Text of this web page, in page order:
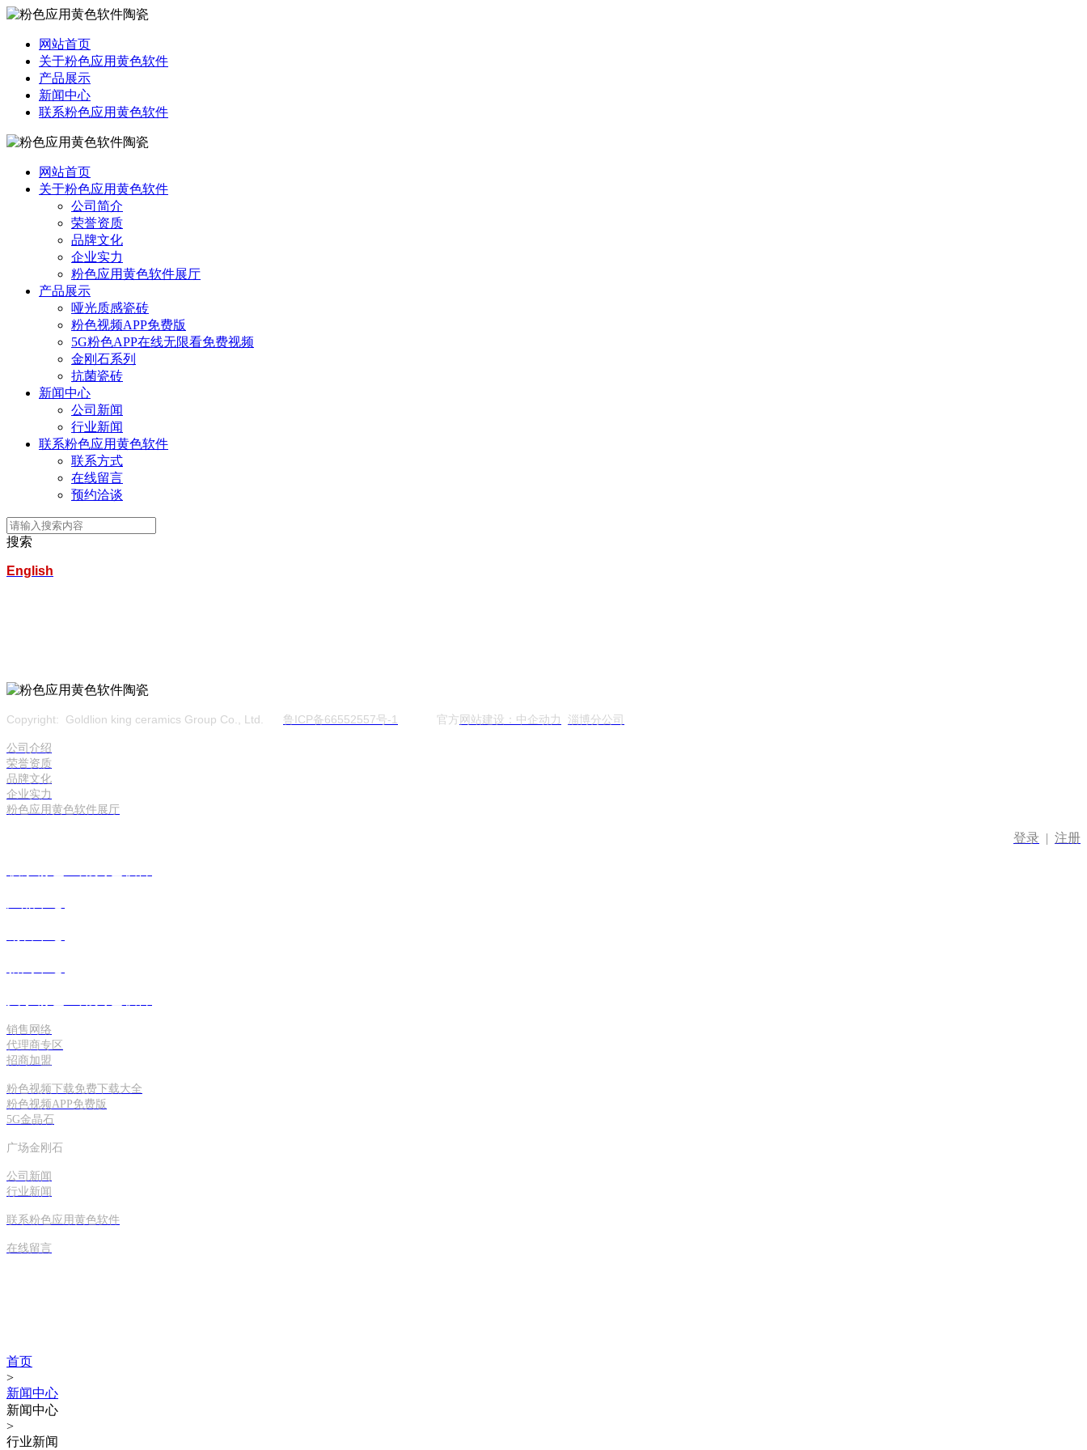
网站首页
关于粉色应用黄色软件
产品展示
新闻中心
联系粉色应用黄色软件
网站首页
关于粉色应用黄色软件
公司简介
荣誉资质
品牌文化
企业实力
粉色应用黄色软件展厅
产品展示
哑光质感瓷砖
粉色视频APP免费版
5G粉色APP在线无限看免费视频
金刚石系列
抗菌瓷砖
新闻中心
公司新闻
行业新闻
联系粉色应用黄色软件
联系方式
在线留言
预约洽谈
搜索
English
Copyright: Goldlion king ceramics Group Co., Ltd. 鲁ICP备66552557号-1 官方网站建设：中企动力 淄博分公司
公司介绍
荣誉资质
品牌文化
企业实力
粉色应用黄色软件展厅
登录 | 注册
销售网络
代理商专区
招商加盟
粉色视频下载免费下载大全
粉色视频APP免费版
5G金晶石
广场金刚石
公司新闻
行业新闻
联系粉色应用黄色软件
在线留言
首页
>
新闻中心
新闻中心
>
行业新闻